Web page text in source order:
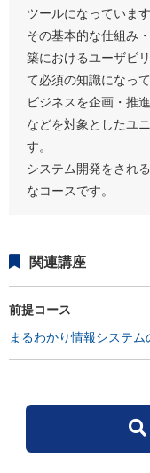
ツールになっています
その基本的な仕組み
築におけるユーザビ
て必須の知識になっ
ビジネスを企画・推
などを対象としたユ
す。
システム開発をされ
なコースです。
関連講座
前提コース
まるわかり情報システム